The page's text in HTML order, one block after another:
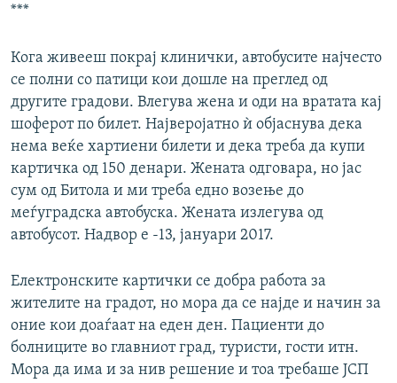
***
Кога живееш покрај клинички, автобусите најчесто
се полни со патици кои дошле на преглед од
другите градови. Влегува жена и оди на вратата кај
шоферот по билет. Најверојатно ѝ објаснува дека
нема веќе хартиени билети и дека треба да купи
картичка од 150 денари. Жената одговара, но јас
сум од Битола и ми треба едно возење до
меѓуградска автобуска. Жената излегува од
автобусот. Надвор е -13, јануари 2017.
Електронските картички се добра работа за
жителите на градот, но мора да се најде и начин за
оние кои доаѓаат на еден ден. Пациенти до
болниците во главниот град, туристи, гости итн.
Мора да има и за нив решение и тоа требаше ЈСП